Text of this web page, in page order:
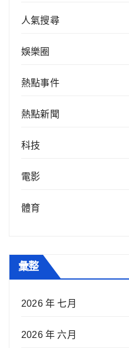
人氣搜尋
娛樂圈
熱點事件
熱點新聞
科技
電影
體育
彙整
2026 年 七月
2026 年 六月